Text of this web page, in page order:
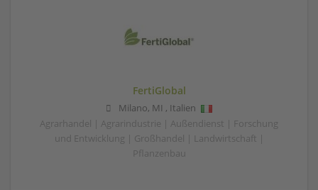
FertiGlobal
Milano, MI , Italien
Agrarhandel | Agrarindustrie | Außendienst | Forschung
und Entwicklung | Großhandel | Landwirtschaft |
Pflanzenbau